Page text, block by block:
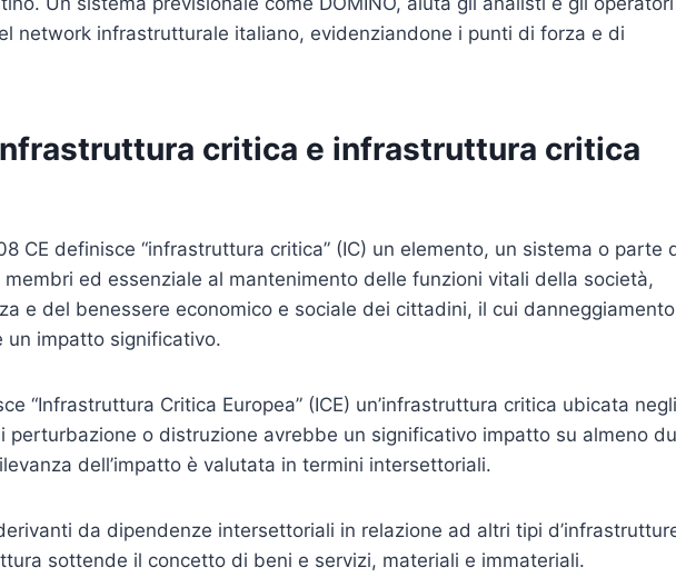
network infrastrutturale italiano, evidenziandone i punti di forza e di
critica e infrastruttura critica
CE definisce “infrastruttura critica” (IC) un elemento, un sistema o parte
ed essenziale al mantenimento delle funzioni vitali della società,
e del benessere economico e sociale dei cittadini, il cui
un impatto significativo.
“Infrastruttura Critica Europea” (ICE) un’infrastruttura critica ubicata negli
perturbazione o distruzione avrebbe un significativo impatto su almeno
dell’impatto è valutata in termini intersettoriali.
da dipendenze intersettoriali in relazione ad altri tipi
sottende il concetto di beni e servizi, materiali e immateriali.